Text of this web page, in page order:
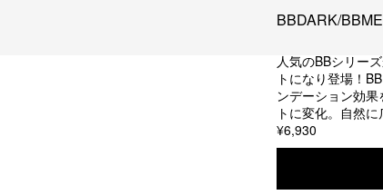
BBDARK/
人気のBBシリー
トになり登場！
ンデーション効
トに変化。自然
¥6,930